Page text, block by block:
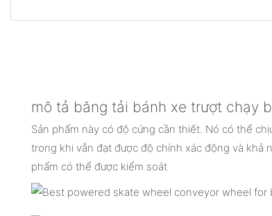
mô tả băng tải bánh xe trượt chạy
Sản phẩm này có độ cứng cần thiết. Nó có thể
trong khi vẫn đạt được độ chính xác động và khả
phẩm có thể được kiểm soát